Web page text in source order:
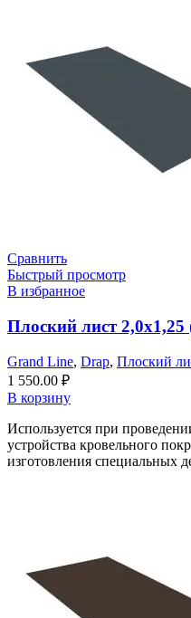
Сравнить
Быстрый просмотр
В избранное
Плоский лист 2,0х1,25
Grand Line, Drap, Плоский
1 550.00 ₽
В корзину
Используется при
устройства кровельного
изготовления специальных